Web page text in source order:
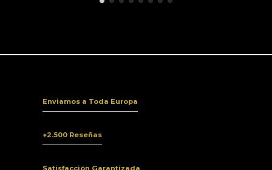
Enviamos a Toda Europa
+2.500 Reseñas